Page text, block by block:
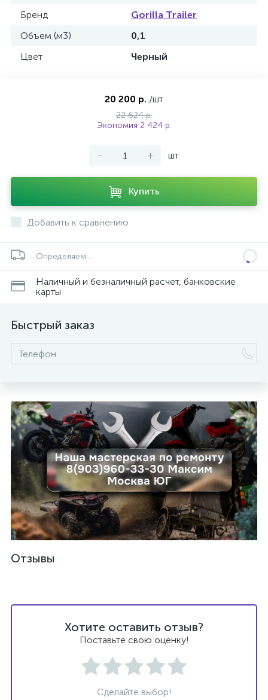
Бренд
Gorilla Trailer
Объем (м3)
0,1
Цвет
Черный
20 200 р. /шт
22 624 р.
Экономия 2 424 р.
- + шт
Купить
Добавить к сравнению
Определяем...
Наличный и безналичный расчет, банковские
карты
Быстрый заказ
Отзывы
Хотите оставить отзыв?
Поставьте свою оценку!
Сделайте выбор!